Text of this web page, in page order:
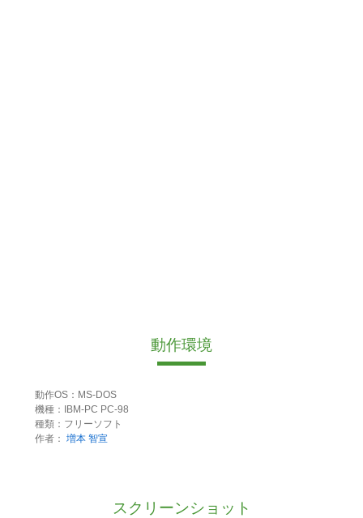
動作環境
動作OS：MS-DOS
機種：IBM-PC PC-98
種類：フリーソフト
作者： 増本 智宣
スクリーンショット